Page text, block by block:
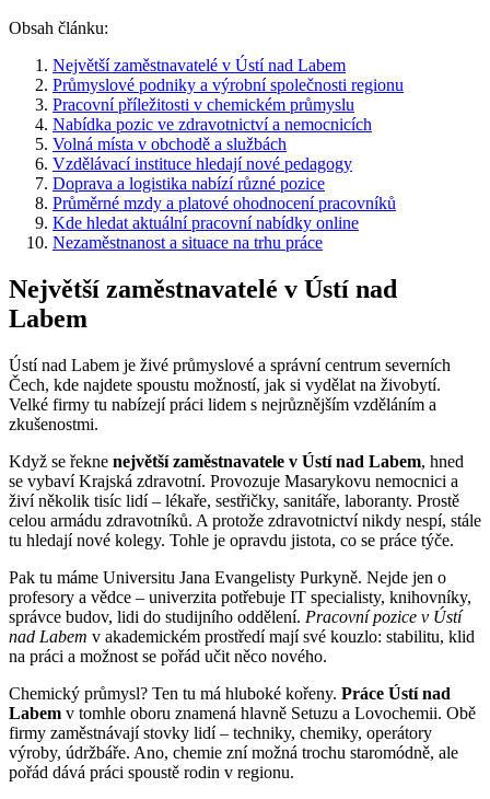
Obsah článku:
Největší zaměstnavatelé v Ústí nad Labem
Průmyslové podniky a výrobní společnosti regionu
Pracovní příležitosti v chemickém průmyslu
Nabídka pozic ve zdravotnictví a nemocnicích
Volná místa v obchodě a službách
Vzdělávací instituce hledají nové pedagogy
Doprava a logistika nabízí různé pozice
Průměrné mzdy a platové ohodnocení pracovníků
Kde hledat aktuální pracovní nabídky online
Nezaměstnanost a situace na trhu práce
Největší zaměstnavatelé v Ústí nad
Labem
Ústí nad Labem je živé průmyslové a správní centrum severních
Čech, kde najdete spoustu možností, jak si vydělat na živobytí.
Velké firmy tu nabízejí práci lidem s nejrůznějším vzděláním a
zkušenostmi.
Když se řekne největší zaměstnavatele v Ústí nad Labem, hned
se vybaví Krajská zdravotní. Provozuje Masarykovu nemocnici a
živí několik tisíc lidí – lékaře, sestřičky, sanitáře, laboranty. Prostě
celou armádu zdravotníků. A protože zdravotnictví nikdy nespí, stále
tu hledají nové kolegy. Tohle je opravdu jistota, co se práce týče.
Pak tu máme Universitu Jana Evangelisty Purkyně. Nejde jen o
profesory a vědce – univerzita potřebuje IT specialisty, knihovníky,
správce budov, lidi do studijního oddělení. Pracovní pozice v Ústí
nad Labem v akademickém prostředí mají své kouzlo: stabilitu, klid
na práci a možnost se pořád učit něco nového.
Chemický průmysl? Ten tu má hluboké kořeny. Práce Ústí nad
Labem v tomhle oboru znamená hlavně Setuzu a Lovochemii. Obě
firmy zaměstnávají stovky lidí – techniky, chemiky, operátory
výroby, údržbáře. Ano, chemie zní možná trochu staromódně, ale
pořád dává práci spoustě rodin v regionu.